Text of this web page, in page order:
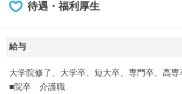
待遇・福利厚生
給与
大学院修了、大学卒、短大卒、専門卒、高専
■院卒 介護職